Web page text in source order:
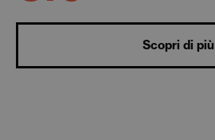
Scopri di più